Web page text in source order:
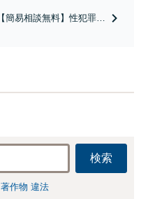
【簡易相談無料】性犯罪
検索
著作物 違法